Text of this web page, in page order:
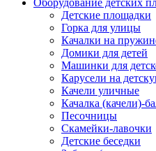
Оборудование детских
Детские площадки
Горка для улицы
Качалки на
Домики для детей
Машинки для
Карусели на
Качели уличные
Качалка (качели)-
Песочницы
Скамейки-лавочки
Детские беседки